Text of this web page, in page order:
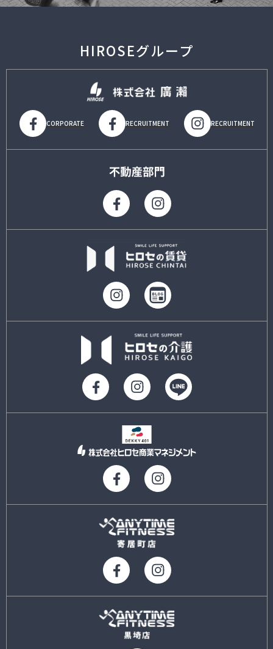
HIROSEグループ
CORPORATE RECRUITMENT RECRUITMENT